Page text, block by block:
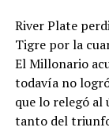
River Plate
Tigre por la
El Millonario
todavía no
que lo relegó al
tanto del